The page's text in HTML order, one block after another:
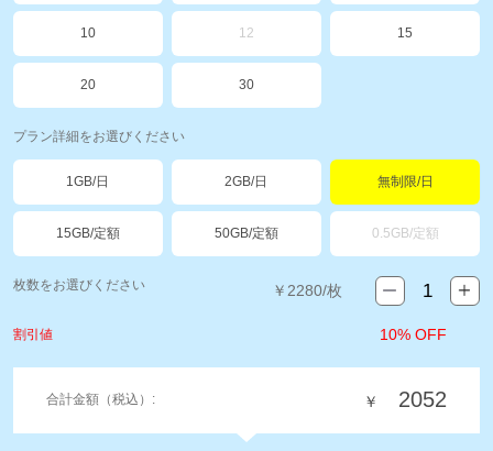
10 12 15
20 30
プラン詳細をお選びください
1GB/日 2GB/日 無制限/日
15GB/定額 50GB/定額 0.5GB/定額
枚数をお選びください ￥ 2280/枚
割引値 10% OFF
合計金額（税込）: ￥ 2052